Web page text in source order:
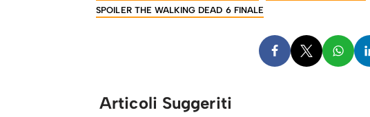
SPOILER THE WALKING DEAD 6 FINALE
Articoli Suggeriti